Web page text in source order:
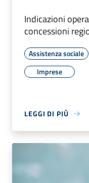
Indicazioni
concessioni
Assistenza sociale
Imprese
LEGGI DI PIÙ